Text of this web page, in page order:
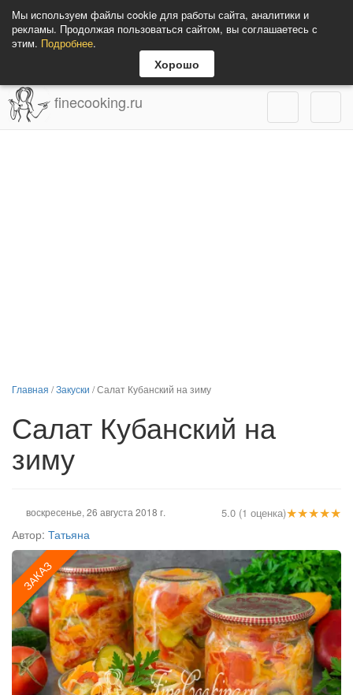
Мы используем файлы cookie для работы сайта, аналитики и
рекламы. Продолжая пользоваться сайтом, вы соглашаетесь с
этим. Подробнее.
Хорошо
finecooking.ru
Главная /Закуски /Салат Кубанский на зиму
Салат Кубанский на
зиму
★★★★★
5.0 (1 оценка)
воскресенье, 26 августа 2018 г.
Автор: Татьяна
ЗАКАЗ